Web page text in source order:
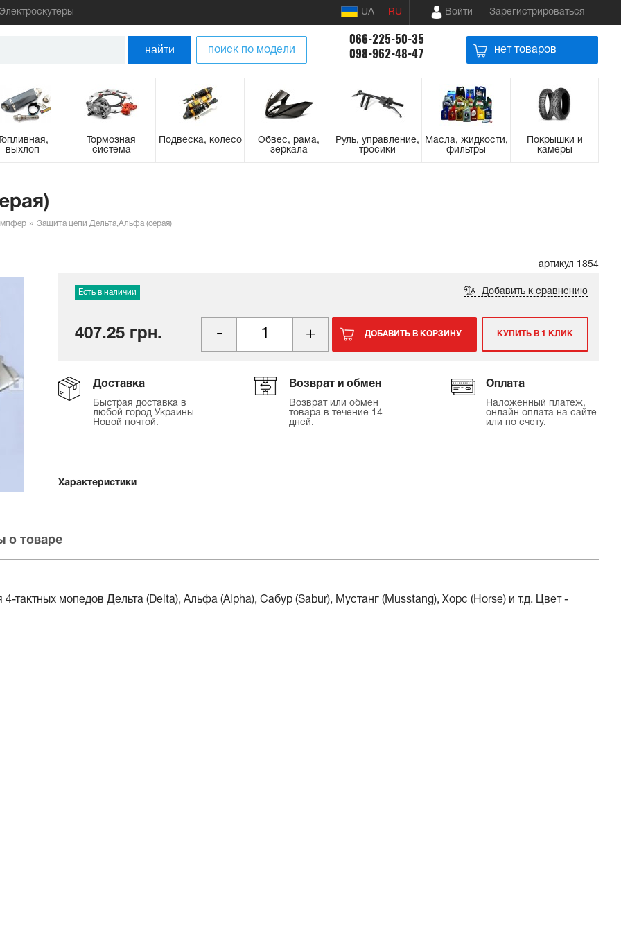
Электроскутеры UA RU Войти Зарегистрироваться
найти поиск по модели
066-225-50-35
098-962-48-47
нет товаров
выхлоп
Тормозная
система
Подвеска, колесо
Обвес, рама,
зеркала
Руль, управление,
тросики
Масла, жидкости,
фильтры
Покрышки и
камеры
Защита цепи Дельта,Альфа (серая)
артикул 1854
Есть в наличии Добавить к сравнению
407.25 грн. ДОБАВИТЬ В КОРЗИНУ КУПИТЬ В 1 КЛИК
Доставка
Быстрая доставка в
любой город Украины
Новой почтой.
Возврат и обмен
Возврат или обмен
товара в течение 14
дней.
Оплата
Наложенный платеж,
онлайн оплата на сайте
или по счету.
Характеристики
о товаре
тактных мопедов Дельта (Delta), Альфа (Alpha), Сабур (Sabur), Мустанг (Musstang), Хорс (Horse) и т.д. Цвет -